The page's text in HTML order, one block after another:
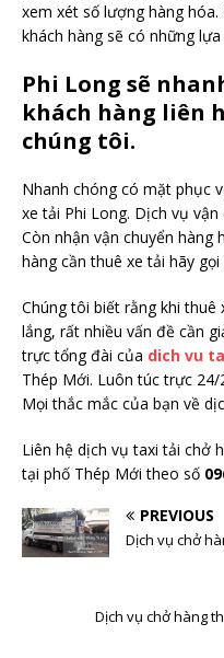
xem xét số lượng hàng
khách hàng sẽ có những
Phi Long sẽ
khách hàng liên
chúng tôi.
Nhanh chóng có mặt phục
xe tải Phi Long. Dịch vụ
Còn nhận vận chuyển hàng
hàng cần thuê xe tải hãy
Chúng tôi biết rằng khi
lắng, rất nhiều vấn đề cần
trực tổng đài của dich vu
Thép Mới. Luôn túc trực
Mọi thắc mắc của bạn về
Liên hệ dịch vụ taxi tải chở
tại phố Thép Mới theo số
PREVIOUS
Dịch vụ chở
Dịch vụ chở hàng